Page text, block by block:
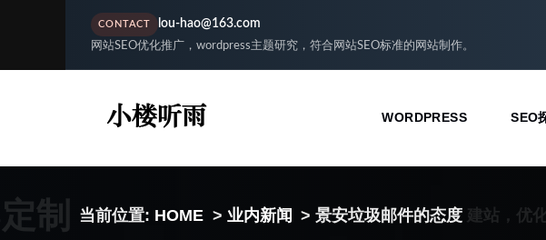
CONTACT lou-hao@163.com
网站SEO优化推广，wordpress主题研究，符合网站SEO标准的网站制作。
WORDPRESS SEO
制 当前位置: HOME > 业内新闻 > 景安垃圾邮件的态度 建站，优